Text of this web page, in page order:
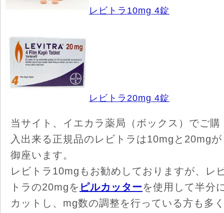
レビトラ10mg 4錠
レビトラ20mg 4錠
当サイト、イエカラ薬局（ボックス）でご購
入出来る正規品のレビトラは10mgと20mgが
御座います。
レビトラ10mgもお勧めしておりますが、レ
トラの20mgを ピルカッターを使用して半分
カットし、mg数の調整を行っている方も多